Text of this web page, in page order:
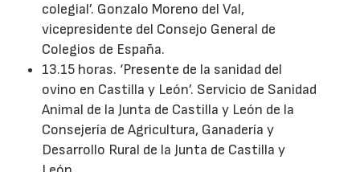
colegial’. Gonzalo Moreno del Val,
vicepresidente del Consejo General de
Colegios de España.
13.15 horas. ‘Presente de la sanidad del
ovino en Castilla y León’. Servicio de Sanidad
Animal de la Junta de Castilla y León de la
Consejería de Agricultura, Ganadería y
Desarrollo Rural de la Junta de Castilla y